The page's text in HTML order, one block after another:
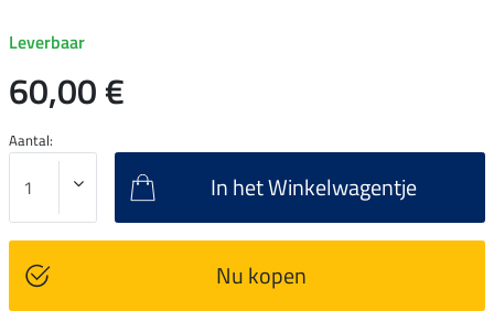
Leverbaar
60,00 €
Aantal:
In het Winkelwagentje
Nu kopen